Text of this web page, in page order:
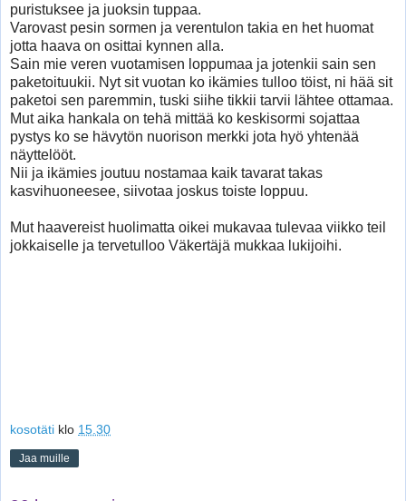
puristuksee ja juoksin tuppaa.
Varovast pesin sormen ja verentulon takia en het huomat
jotta haava on osittai kynnen alla.
Sain mie veren vuotamisen loppumaa ja jotenkii sain sen
paketoituukii. Nyt sit vuotan ko ikämies tulloo töist, ni hää sit
paketoi sen paremmin, tuski siihe tikkii tarvii lähtee ottamaa.
Mut aika hankala on tehä mittää ko keskisormi sojattaa
pystys ko se hävytön nuorison merkki jota hyö yhtenää
näyttelööt.
Nii ja ikämies joutuu nostamaa kaik tavarat takas
kasvihuoneesee, siivotaa joskus toiste loppuu.
Mut haavereist huolimatta oikei mukavaa tulevaa viikko teil
jokkaiselle ja tervetulloo Väkertäjä mukkaa lukijoihi.
kosotäti klo 15.30
Jaa muille